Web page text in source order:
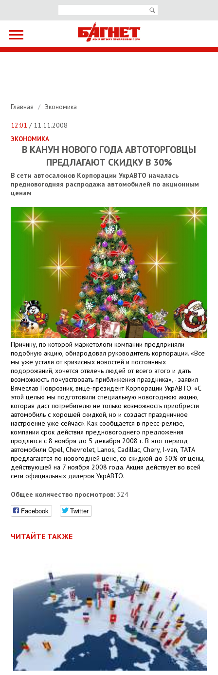
Главная / Экономика
12:01 / 11.11.2008
ЭКОНОМИКА
В КАНУН НОВОГО ГОДА АВТОТОРГОВЦЫ
ПРЕДЛАГАЮТ СКИДКУ В 30%
В сети автосалонов Корпорации УкрАВТО началась
предновогодняя распродажа автомобилей по акционным
ценам
Причину, по которой маркетологи компании предприняли
подобную акцию, обнародовал руководитель корпорации. «Все
мы уже устали от кризисных новостей и постоянных
подорожаний, хочется отвлечь людей от всего этого и дать
возможность почувствовать приближения праздника», - заявил
Вячеслав Поврозник, вице-президент Корпорации УкрАВТО. «С
этой целью мы подготовили специальную новогоднюю акцию,
которая даст потребителю не только возможность приобрести
автомобиль с хорошей скидкой, но и создаст праздничное
настроение уже сейчас». Как сообщается в пресс-релизе,
компании срок действия предновогоднего предложения
продлится с 8 ноября до 5 декабря 2008 г. В этот период
автомобили Opel, Chevrolet, Lanos, Cadillac, Chery, I-van, TATA
предлагаются по новогодней цене, со скидкой до 30% от цены,
действующей на 7 ноября 2008 года. Акция действует во всей
сети официальных дилеров УкрАВТО.
Общее количество просмотров: 324
Facebook Twitter
ЧИТАЙТЕ ТАКЖЕ